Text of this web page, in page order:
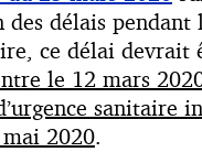
délais pendant
ce délai devrait
le 12 mars
sanitaire
2020.